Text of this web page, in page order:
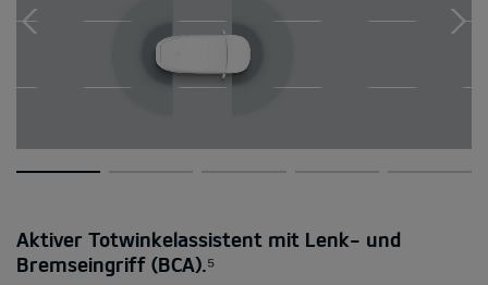
Aktiver Totwinkelassistent mit Lenk- und
Bremseingriff (BCA).⁵